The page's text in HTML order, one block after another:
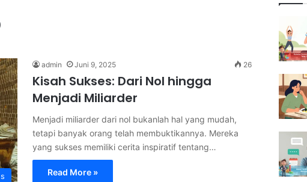
admin Juni 9, 2025 26
Kisah Sukses: Dari Nol hingga
Menjadi Miliarder
Menjadi miliarder dari nol bukanlah hal yang mudah,
tetapi banyak orang telah membuktikannya. Mereka
yang sukses memiliki cerita inspiratif tentang…
Read More »